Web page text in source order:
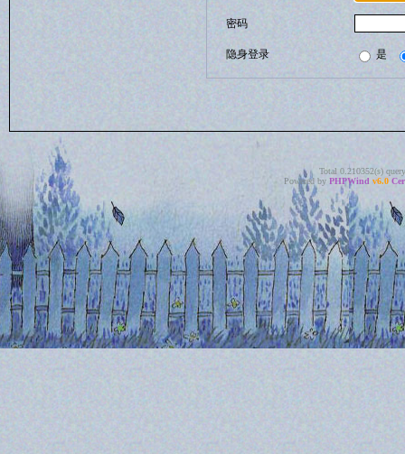
密码
隐身登录 是
Total 0.210352(s)
Powered by PHPWind v6.0